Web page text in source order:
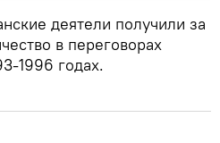
деятели получили за
в переговорах
1996 годах.